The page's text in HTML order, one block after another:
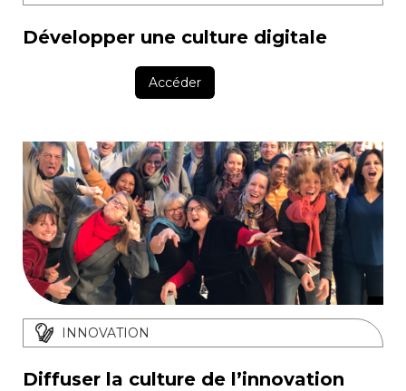
Développer une culture digitale
Accéder
INNOVATION
Diffuser la culture de l’innovation